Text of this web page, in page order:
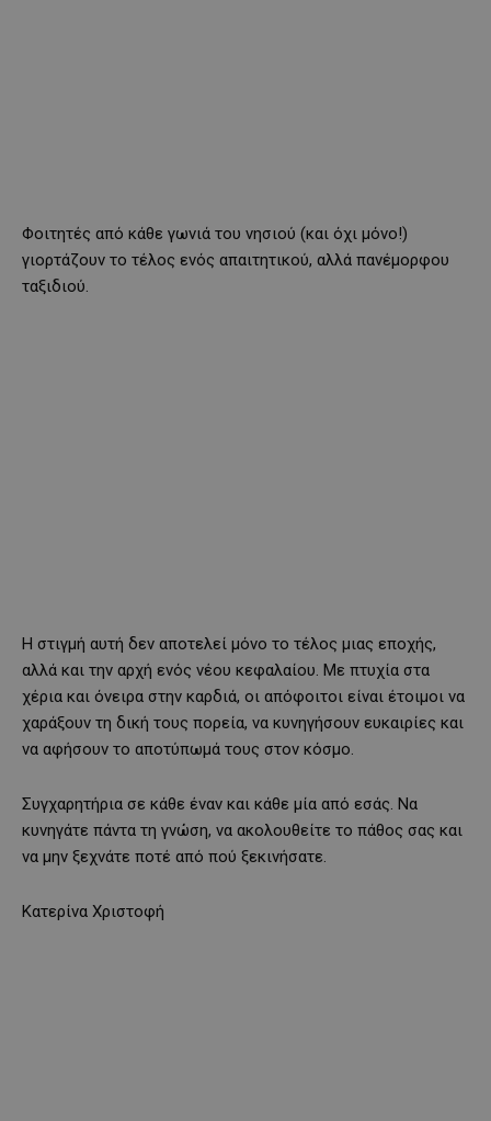
Φοιτητές από κάθε γωνιά του νησιού (και όχι μόνο!)
γιορτάζουν το τέλος ενός απαιτητικού, αλλά πανέμορφου
ταξιδιού.
Η στιγμή αυτή δεν αποτελεί μόνο το τέλος μιας εποχής,
αλλά και την αρχή ενός νέου κεφαλαίου. Με πτυχία στα
χέρια και όνειρα στην καρδιά, οι απόφοιτοι είναι έτοιμοι να
χαράξουν τη δική τους πορεία, να κυνηγήσουν ευκαιρίες και
να αφήσουν το αποτύπωμά τους στον κόσμο.
Συγχαρητήρια σε κάθε έναν και κάθε μία από εσάς. Να
κυνηγάτε πάντα τη γνώση, να ακολουθείτε το πάθος σας και
να μην ξεχνάτε ποτέ από πού ξεκινήσατε.
Κατερίνα Χριστοφή